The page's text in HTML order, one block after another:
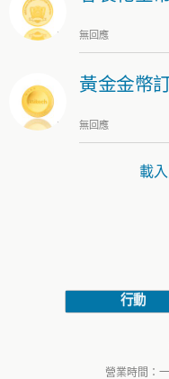
無回應
黃金金幣
無回應
載
行動
營業時間：